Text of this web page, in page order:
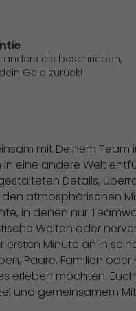
anders als beschrieben,
Geld zurück!
mit Deinem Team
eine andere Welt
Details,
atmosphärischen
in denen nur
Welten oder
Minute an in
Paare, Familien oder
erleben möchten.
und gemeinsamem